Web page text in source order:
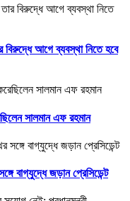
আগে ব্যবস্থা নিতে হবে
সালমান এফ রহমান
বাগ্‌যুদ্ধে জড়ান প্রেসিডেন্ট